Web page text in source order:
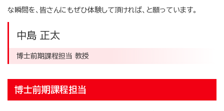
な瞬間を、皆さんにもぜひ体験して頂ければ、と願っています。
中島 正太
博士前期課程担当 教授
博士前期課程担当